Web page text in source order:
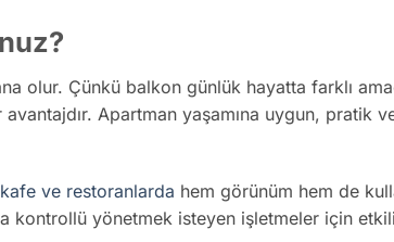
olur. Çünkü balkon günlük hayatta farklı
Apartman yaşamına uygun, pratik
kafe ve restoranlarda hem görünüm hem de
kontrollü yönetmek isteyen işletmeler için